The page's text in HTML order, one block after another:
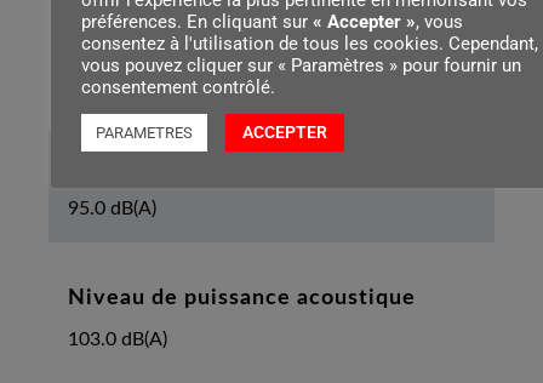
Longueur de l’appareil avec griffe
440 mm
95.0 dB(A)
Niveau de puissance acoustique
103.0 dB(A)
préférences. En cliquant sur « Accepter », vous
consentez à l'utilisation de tous les cookies. Cependant,
vous pouvez cliquer sur « Paramètres » pour fournir un
consentement contrôlé.
PARAMETRES ACCEPTER